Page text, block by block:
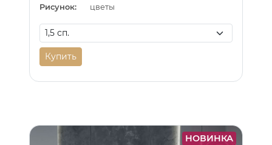
Рисунок:
цветы
Купить
НОВИНКА